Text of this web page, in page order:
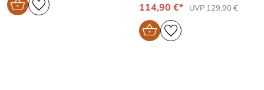
114,90 €* UVP 129,90 €